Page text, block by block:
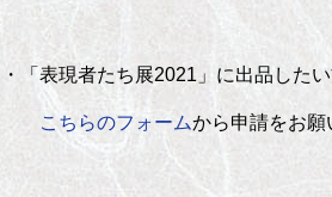
・「表現者たち展2021」に出品した
こちらのフォームから申請をお願